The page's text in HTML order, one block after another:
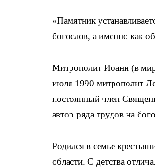
«Памятник
богослов, а именно как
Митрополит Иоанн (в
июля 1990 митрополит
постоянный член
автор ряда трудов на
Родился в семье
области. С детства